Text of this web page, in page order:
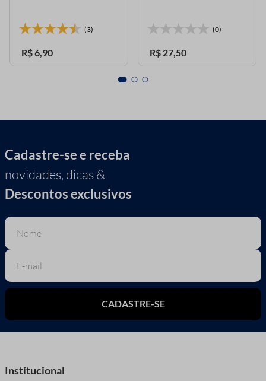
(3)
R$6,90
(0)
R$ 27,50
Cadastre-se e receba
novidades, dicas &
Descontos exclusivos
CADASTRE-SE
Institucional